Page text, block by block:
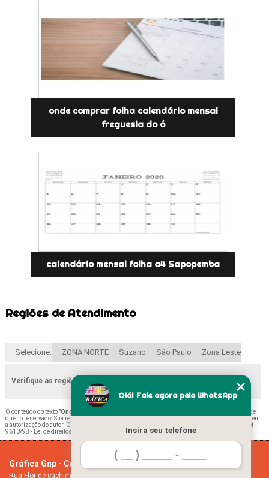
onde comprar folha calendário mensal
freguesia do ó
calendário mensal folha a4 Sapopemba
Regiões de Atendimento
Selecione: ZONA NORTE Suzano São Paulo Zona Leste
Verifique as regiões que atendemos
O conteúdo do texto "Onde Encontrar Calendário Mensal Folha A4 Vila Santa Maria
" é de
direito reservado. Sua reprodução, parcial ou total, mesmo citando nossos links, é proibida sem
a autorização do autor. Crime de violação de direito autoral – artigo 184 do Código Penal –
Lei
9610/98 - Lei de direitos autorais
Gráfica Gnp - Cartão de visita
Rua Flor de cachimbo, 274 - Jardim Santana
Olá! Fale agora pelo WhatsApp
Insira seu telefone